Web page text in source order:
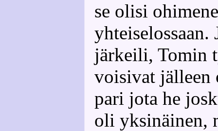
se olisi
yhteiselossaan.
järkeili, Tomin
voisivat jälleen
pari jota he
oli yksinäinen,